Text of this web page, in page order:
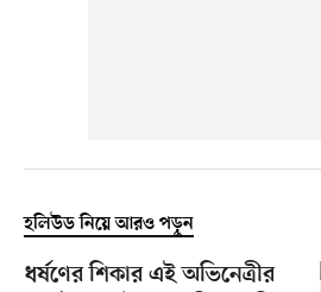
হলিউড নিয়ে আরও পড়ুন
ধর্ষণের শিকার এই অভিনেত্রীর